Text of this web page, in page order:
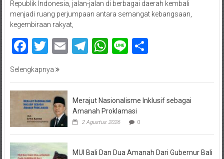
Republik Indonesia, jalan-jalan di berbagai daerah kembali
menjadi ruang perjumpaan antara semangat kebangsaan,
kegembiraan rakyat,
Facebook
Twitter
EmailTelegram
WhatsApp
LineShare
Selengkapnya
Merajut Nasionalisme Inklusif sebagai
Amanah Proklamasi
2 Agustus 2026 0
MUI Bali Dan Dua Amanah Dari Gubernur Bali